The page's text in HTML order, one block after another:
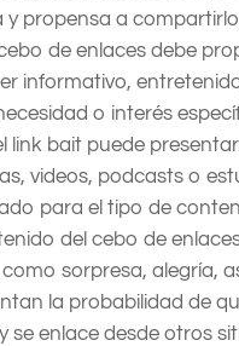
propensa a
de enlaces debe
informativo,
o interés
link bait puede
videos, podcasts o
para el tipo de
del cebo de
sorpresa, alegría,
la probabilidad de
se enlace desde otros